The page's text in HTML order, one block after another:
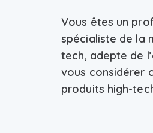
Vous êtes un
spécialiste de la
tech, adepte de
vous considérer
produits high-